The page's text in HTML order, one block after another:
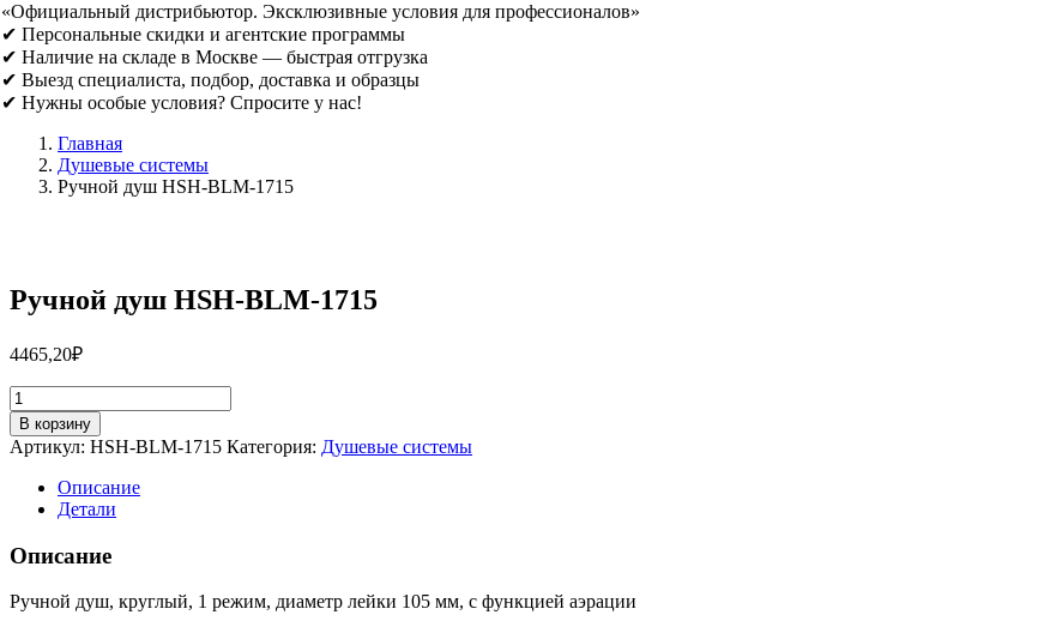
«Официальный дистрибьютор. Эксклюзивные условия для профессионалов»
✔ Персональные скидки и агентские программы
✔ Наличие на складе в Москве — быстрая отгрузка
✔ Выезд специалиста, подбор, доставка и образцы
✔ Нужны особые условия? Спросите у нас!
Главная
Душевые системы
Ручной душ HSH-BLM-1715
Ручной душ HSH-BLM-1715
4465,20₽
Количество
товара
Ручной
душ
HSH-
BLM-
В корзину
Артикул: HSH-BLM-1715 Категория: Душевые системы
Описание
Детали
Описание
Ручной душ, круглый, 1 режим, диаметр лейки 105 мм, с функцией аэрации